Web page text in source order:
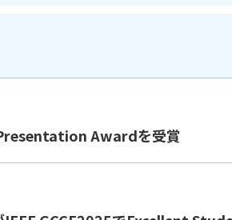
Awardを受賞